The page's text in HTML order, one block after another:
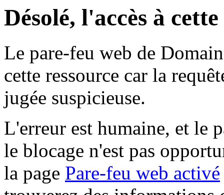
Désolé, l'accès à
Le pare-feu web de
cette ressource car la
jugée suspicieuse.
L'erreur est humaine, et le
le blocage n'est pas
la page Pare-feu web activé